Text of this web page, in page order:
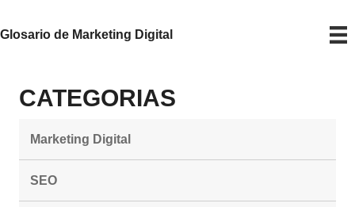
Glosario de Marketing Digital
CATEGORIAS
Marketing Digital
SEO